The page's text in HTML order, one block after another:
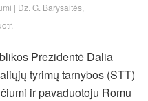
| Dž. G. Barysaitės,
Prezidentė Dalia
tyrimų tarnybos (STT)
ir pavaduotoju Romu